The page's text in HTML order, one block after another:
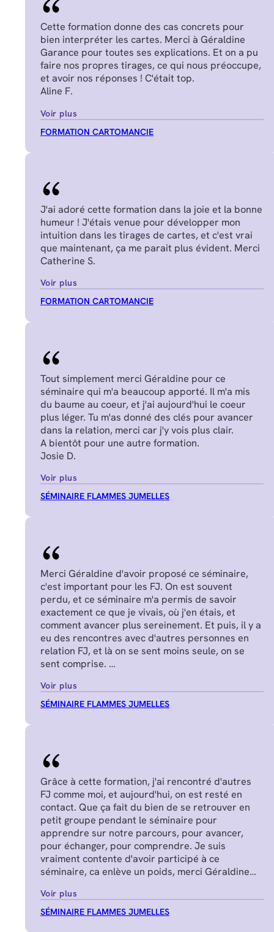
Cette formation donne des cas concrets pour
bien interpréter les cartes. Merci à Géraldine
Garance pour toutes ses explications. Et on a pu
faire nos propres tirages, ce qui nous préoccupe,
et avoir nos réponses ! C'était top.
Aline F.
Voir plus
FORMATION CARTOMANCIE
J'ai adoré cette formation dans la joie et la bonne
humeur ! J'étais venue pour développer mon
intuition dans les tirages de cartes, et c'est vrai
que maintenant, ça me parait plus évident. Merci
Catherine S.
Voir plus
FORMATION CARTOMANCIE
Tout simplement merci Géraldine pour ce
séminaire qui m'a beaucoup apporté. Il m'a mis
du baume au coeur, et j'ai aujourd'hui le coeur
plus léger. Tu m'as donné des clés pour avancer
dans la relation, merci car j'y vois plus clair.
A bientôt pour une autre formation.
Josie D.
Voir plus
SÉMINAIRE FLAMMES JUMELLES
Merci Géraldine d'avoir proposé ce séminaire,
c'est important pour les FJ. On est souvent
perdu, et ce séminaire m'a permis de savoir
exactement ce que je vivais, où j'en étais, et
comment avancer plus sereinement. Et puis, il y a
eu des rencontres avec d'autres personnes en
relation FJ, et là on se sent moins seule, on se
sent comprise.
Voir plus
SÉMINAIRE FLAMMES JUMELLES
Grâce à cette formation, j'ai rencontré d'autres
FJ comme moi, et aujourd'hui, on est resté en
contact. Que ça fait du bien de se retrouver en
petit groupe pendant le séminaire pour
apprendre sur notre parcours, pour avancer,
pour échanger, pour comprendre. Je suis
vraiment contente d'avoir participé à ce
séminaire, ca enlève un poids, merci Géraldine
Voir plus
SÉMINAIRE FLAMMES JUMELLES